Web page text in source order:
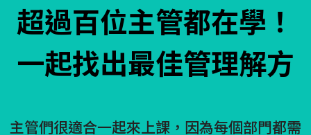
超過百位主管都在學！
一起找出最佳管理解方
主管們很適合一起來上課，因為每個部門都需